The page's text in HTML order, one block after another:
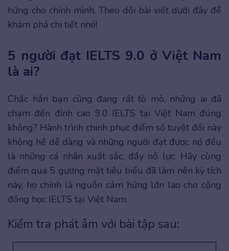
hứng cho chính mình. Theo dõi bài viết dưới đây để
khám phá chi tiết nhé!
5 người đạt IELTS 9.0 ở Việt Nam
là ai?
Chắc hẳn bạn cũng đang rất tò mò, những ai đã
chạm đến đỉnh cao 9.0 IELTS tại Việt Nam đúng
không? Hành trình chinh phục điểm số tuyệt đối này
không hề dễ dàng và những người đạt được nó đều
là những cá nhân xuất sắc, đầy nỗ lực. Hãy cùng
điểm qua 5 gương mặt tiêu biểu đã làm nên kỳ tích
này, họ chính là nguồn cảm hứng lớn lao cho cộng
đồng học IELTS tại Việt Nam.
Kiểm tra phát âm với bài tập sau: